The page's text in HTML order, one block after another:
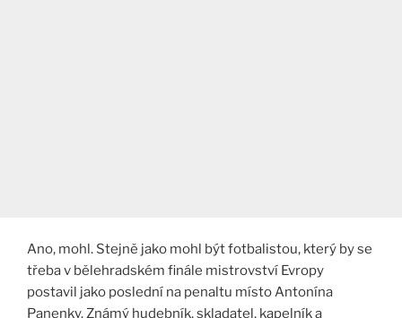
Ano, mohl. Stejně jako mohl být fotbalistou, který by se
třeba v bělehradském finále mistrovství Evropy
postavil jako poslední na penaltu místo Antonína
Panenky. Známý hudebník, skladatel, kapelník a